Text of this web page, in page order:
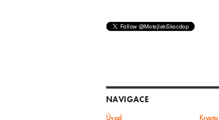
NAVIGACE
Úvod Krypto